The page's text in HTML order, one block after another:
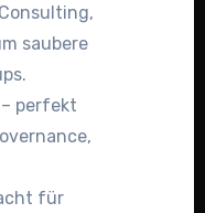
saubere
perfekt
für